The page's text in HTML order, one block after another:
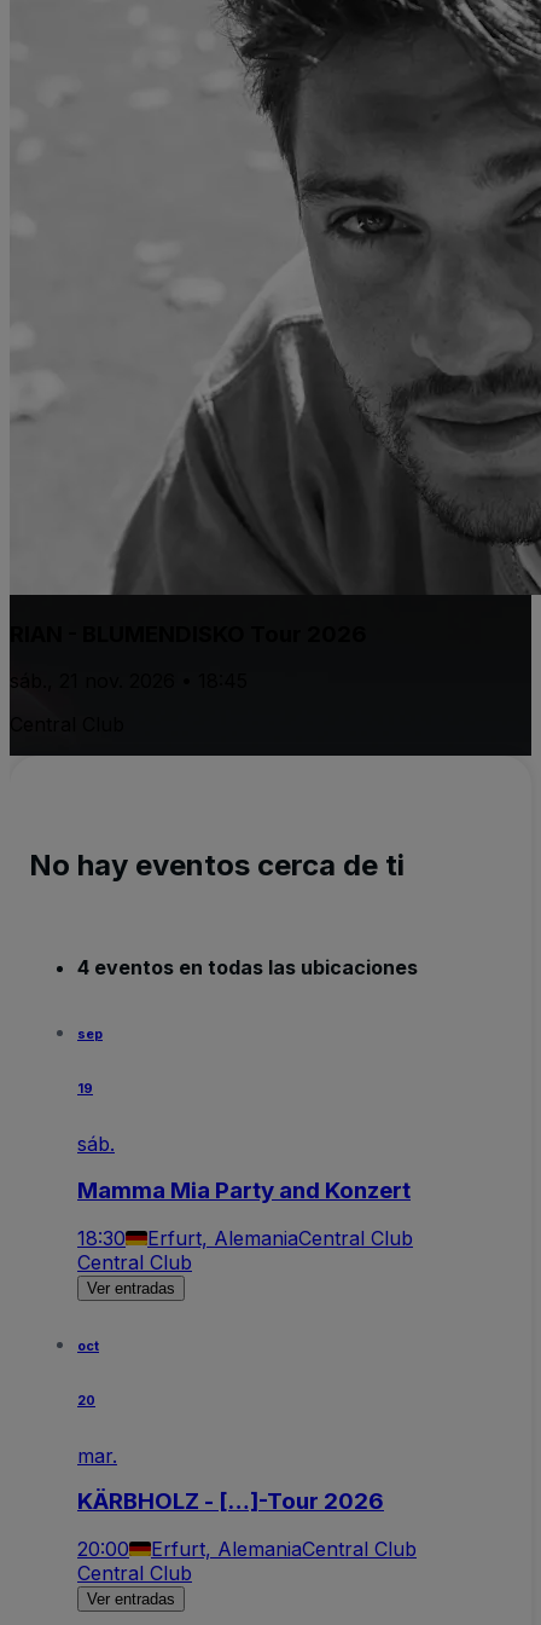
sáb., 21 nov. 2026 • 18:45
No hay eventos cerca de ti
4 eventos en todas las ubicaciones
sep
19
sáb.
Mamma Mia Party and Konzert
18:30 Erfurt, AlemaniaCentral Club
Central Club
Ver entradas
oct
20
mar.
KÄRBHOLZ - […]-Tour 2026
20:00 Erfurt, AlemaniaCentral Club
Central Club
Ver entradas